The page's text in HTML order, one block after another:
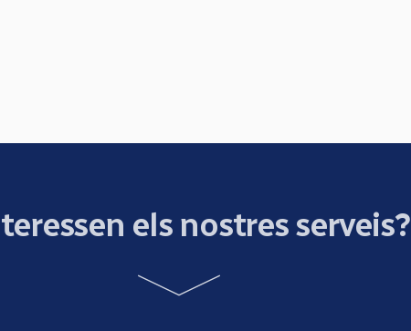
els nostres serveis?